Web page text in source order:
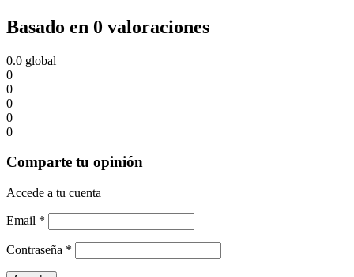
Basado en 0 valoraciones
0.0 global
0
0
0
0
0
Comparte tu opinión
Accede a tu cuenta
Email *
Contraseña *